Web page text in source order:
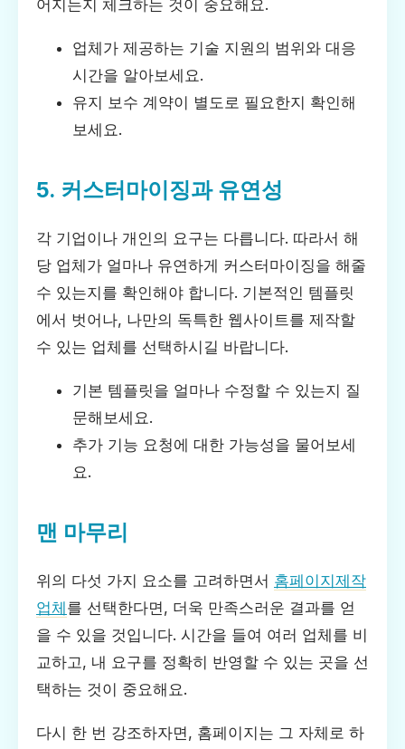
어지는지 체크하는 것이 중요해요.
업체가 제공하는 기술 지원의 범위와 대응
시간을 알아보세요.
유지 보수 계약이 별도로 필요한지 확인해
보세요.
5. 커스터마이징과 유연성
각 기업이나 개인의 요구는 다릅니다. 따라서 해
당 업체가 얼마나 유연하게 커스터마이징을 해줄
수 있는지를 확인해야 합니다. 기본적인 템플릿
에서 벗어나, 나만의 독특한 웹사이트를 제작할
수 있는 업체를 선택하시길 바랍니다.
기본 템플릿을 얼마나 수정할 수 있는지 질
문해보세요.
추가 기능 요청에 대한 가능성을 물어보세
요.
맨 마무리
위의 다섯 가지 요소를 고려하면서 홈페이지제작
업체를 선택한다면, 더욱 만족스러운 결과를 얻
을 수 있을 것입니다. 시간을 들여 여러 업체를 비
교하고, 내 요구를 정확히 반영할 수 있는 곳을 선
택하는 것이 중요해요.
다시 한 번 강조하자면, 홈페이지는 그 자체로 하